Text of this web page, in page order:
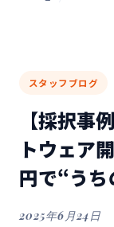
スタッフブログ
【採択事
トウェア
円で“うち
2025年6月24日